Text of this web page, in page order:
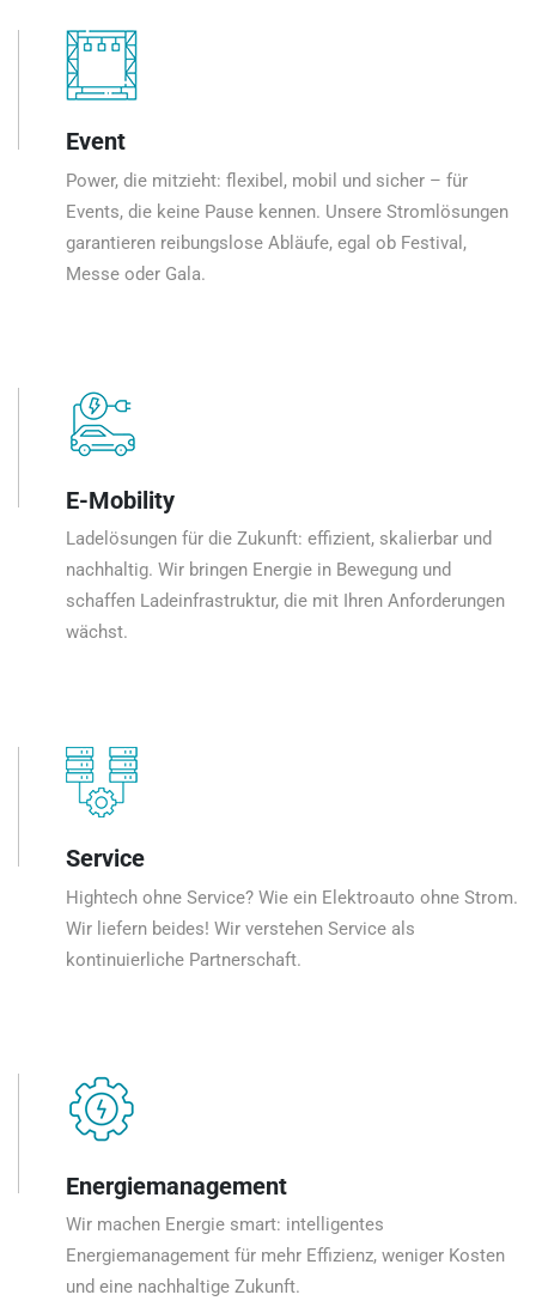
Event
Power, die mitzieht: flexibel, mobil und sicher – für
Events, die keine Pause kennen. Unsere Stromlösungen
garantieren reibungslose Abläufe, egal ob Festival,
Messe oder Gala.
E-Mobility
Ladelösungen für die Zukunft: effizient, skalierbar und
nachhaltig. Wir bringen Energie in Bewegung und
schaffen Ladeinfrastruktur, die mit Ihren Anforderungen
wächst.
Service
Hightech ohne Service? Wie ein Elektroauto ohne Strom.
Wir liefern beides! Wir verstehen Service als
kontinuierliche Partnerschaft.
Energiemanagement
Wir machen Energie smart: intelligentes
Energiemanagement für mehr Effizienz, weniger Kosten
und eine nachhaltige Zukunft.